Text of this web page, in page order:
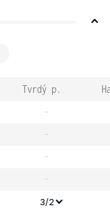
Tvrdý p.
-
-
-
-
3/2